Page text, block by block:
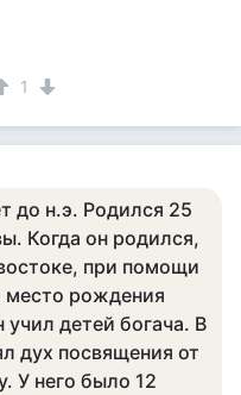
1
до н.э. Родился 25
Когда он родился,
при помощи
место рождения
учил детей богача. В
дух посвящения от
У него было 12